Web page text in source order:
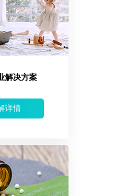
解决方案
详情